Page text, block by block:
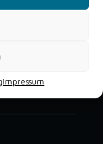
Impressum